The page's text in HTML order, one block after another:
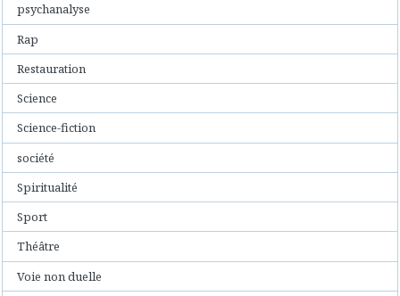
psychanalyse
Rap
Restauration
Science
Science-fiction
société
Spiritualité
Sport
Théâtre
Voie non duelle